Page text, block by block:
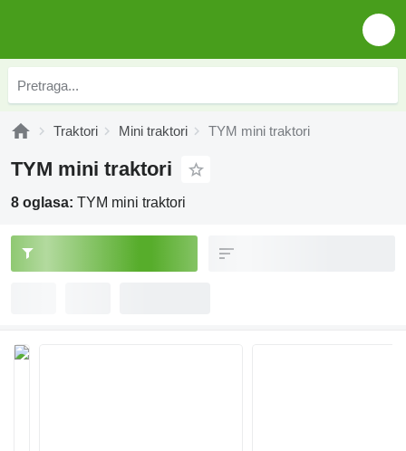
Traktori Mini traktori TYM mini traktori
TYM mini traktori
8 oglasa: TYM mini traktori